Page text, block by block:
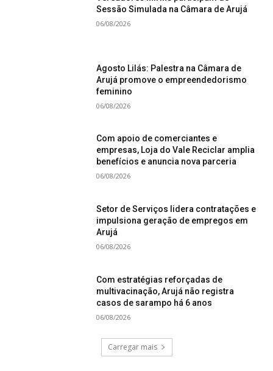
Sessão Simulada na Câmara de Arujá
06/08/2026
Agosto Lilás: Palestra na Câmara de
Arujá promove o empreendedorismo
feminino
06/08/2026
Com apoio de comerciantes e
empresas, Loja do Vale Reciclar amplia
benefícios e anuncia nova parceria
06/08/2026
Setor de Serviços lidera contratações e
impulsiona geração de empregos em
Arujá
06/08/2026
Com estratégias reforçadas de
multivacinação, Arujá não registra
casos de sarampo há 6 anos
06/08/2026
Carregar mais